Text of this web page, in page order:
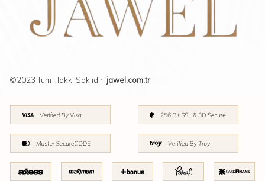
©2023 Tüm Hakkı Saklıdır. jawel.com.tr